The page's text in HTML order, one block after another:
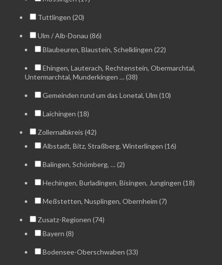
Tuttlingen (20)
Ulm / Alb-Donau (86)
Blaubeuren, Blaustein, Schelklingen (22)
Ehingen, Lauterach, Rechtenstein, Obermarchtal,
Untermarchtal, Munderkingen … (38)
Gemeinden rund um das Lonetal, Ulm (10)
Laichingen (18)
Zollernalbkreis (42)
Albstadt, Bitz, Straßberg, Winterlingen (16)
Balingen, Schömberg, … (2)
Hechingen, Burladingen, Bisingen, Jungingen (18)
Meßstetten, Nusplingen, Obernheim (7)
Zusatz-Regionen (74)
Bayern (8)
Bodensee-Oberschwaben (33)